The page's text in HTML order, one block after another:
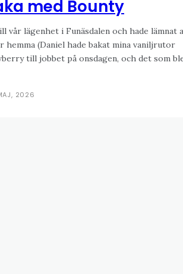
med Bounty
vår lägenhet i Funäsdalen och hade lämnat
hemma (Daniel hade bakat mina vaniljrutor
till jobbet på onsdagen, och det som
2026